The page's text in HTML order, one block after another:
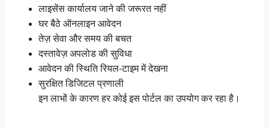
लाइसेंस कार्यालय जाने की जरूरत नहीं
घर बैठे ऑनलाइन आवेदन
तेज़ सेवा और समय की बचत
दस्तावेज़ अपलोड की सुविधा
आवेदन की स्थिति रियल-टाइम में देखना
सुरक्षित डिजिटल प्रणाली
इन लाभों के कारण हर कोई इस पोर्टल का उपयोग कर रहा है।